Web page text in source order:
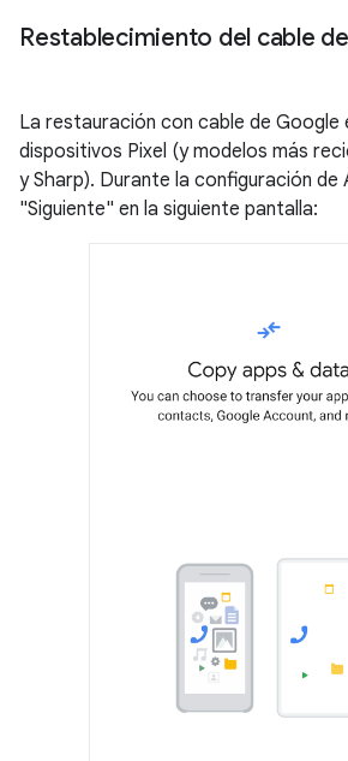
Restablecimiento del cable
La restauración con cable de Google
dispositivos Pixel (y modelos más
y Sharp). Durante la configuración de
"Siguiente" en la siguiente pantalla: